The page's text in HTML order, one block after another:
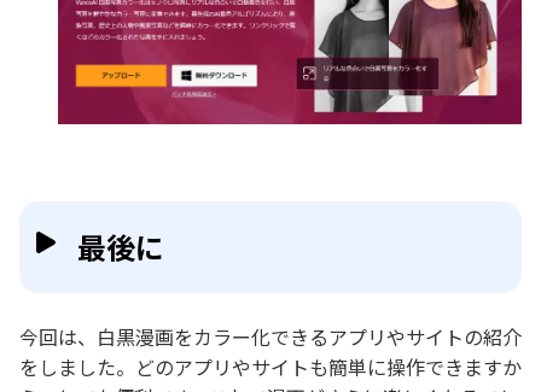
最後に
今回は、白黒漫画をカラー化できるアプリやサイトの紹介
をしました。どのアプリやサイトも簡単に操作できますか